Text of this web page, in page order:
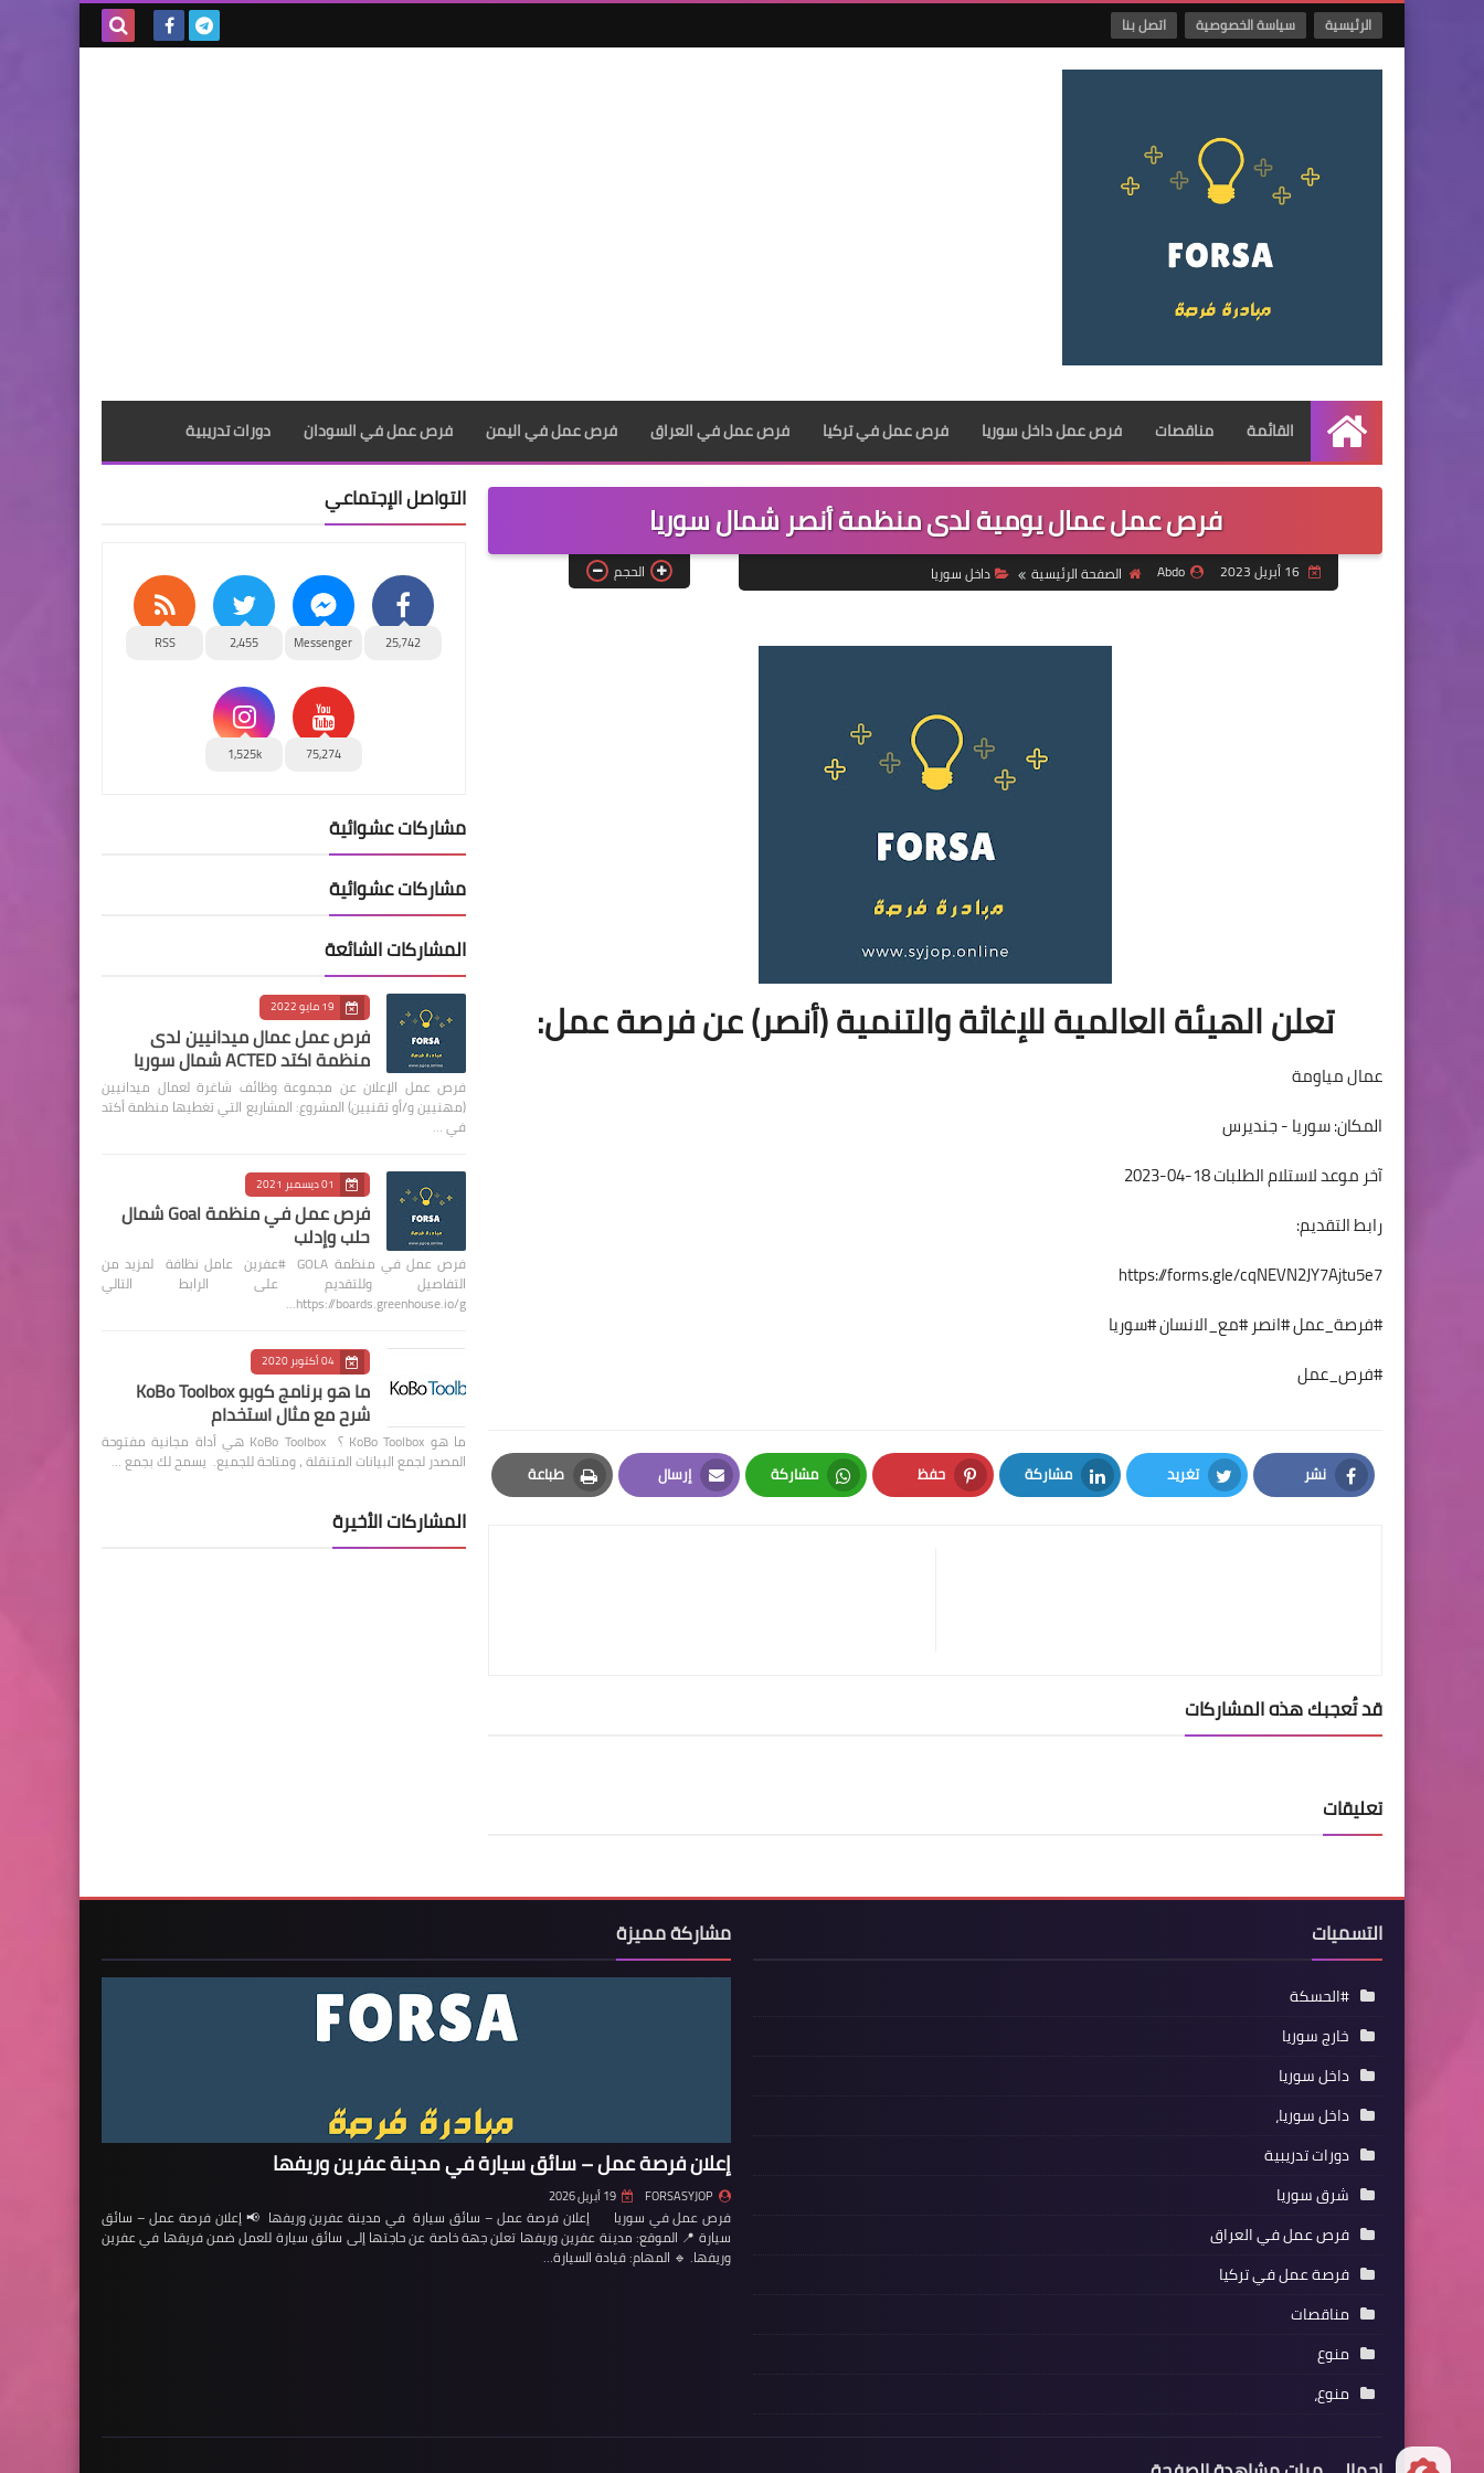
الرئيسية سياسة الخصوصية اتصل بنا
الرئيسية
القائمة مناقصات فرص عمل داخل سوريا فرص عمل في تركيا فرص عمل في العراق فرص عمل في اليمن فرص عمل في السودان دورات تدريبية
فرص عمل عمال يومية لدى منظمة أنصر شمال سوريا
16 أبريل 2023 Abdo الصفحة الرئيسية داخل سوريا الحجم
تعلن الهيئة العالمية للإغاثة والتنمية (أنصر) عن فرصة عمل:
عمال مياومة
المكان: سوريا - جنديرس
آخر موعد لاستلام الطلبات 18-04-2023
رابط التقديم:
https://forms.gle/cqNEVN2JY7Ajtu5e7
#فرصة_عمل #انصر #مع_الانسان #سوريا
#فرص_عمل
نشر
Facebook
تغريد
Twitter
مشاركة
LinkedIn
حفظ
Pinterest
مشاركة
Whatsapp
إرسال
Email
طباعة
Print
قد تُعجبك هذه المشاركات
تعليقات
التواصل الإجتماعي
25,742
Messenger
2,455
RSS
75,274
1,525k
مشاركات عشوائية
مشاركات عشوائية
المشاركات الشائعة
19 مايو 2022
فرص عمل عمال ميدانيين لدى
منظمة اكتد ACTED شمال سوريا
فرص عمل الإعلان عن مجموعة وظائف شاغرة لعمال ميدانيين
(مهنيين و/أو تقنيين) المشروع: المشاريع التي تغطيها منظمة أكتد
في …
01 ديسمبر 2021
فرص عمل في منظمة Goal شمال
حلب وإدلب
فرص عمل في منظمة GOLA #عفرين عامل نظافة لمزيد من
التفاصيل وللتقديم على الرابط التالي
https://boards.greenhouse.io/g…
04 أكتوبر 2020
ما هو برنامج كوبو KoBo Toolbox
شرح مع مثال استخدام
ما هو KoBo Toolbox ؟ KoBo Toolbox هي أداة مجانية مفتوحة
المصدر لجمع البيانات المتنقلة ، ومتاحة للجميع. يسمح لك بجمع …
المشاركات الأخيرة
التسميات
#الحسكة
خارج سوريا
داخل سوريا
داخل سوريا،
دورات تدريبية
شرق سوريا
فرص عمل في العراق
فرصة عمل في تركيا
مناقصات
منوع
منوع،
مشاركة مميزة
إعلان فرصة عمل – سائق سيارة في مدينة عفرين وريفها
FORSASYJOP 19 أبريل 2026
فرص عمل في سوريا إعلان فرصة عمل – سائق سيارة في مدينة عفرين وريفها 📢 إعلان فرصة عمل – سائق
سيارة 📍 الموقع: مدينة عفرين وريفها تعلن جهة خاصة عن حاجتها إلى سائق سيارة للعمل ضمن فريقها في عفرين
وريفها. 🔹 المهام: قيادة السيارة…